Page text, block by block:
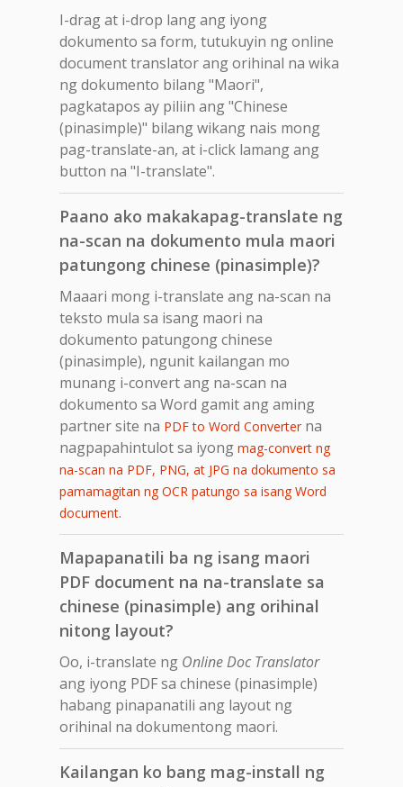
I-drag at i-drop lang ang iyong
dokumento sa form, tutukuyin ng online
document translator ang orihinal na wika
ng dokumento bilang "Maori",
pagkatapos ay piliin ang "Chinese
(pinasimple)" bilang wikang nais mong
pag-translate-an, at i-click lamang ang
button na "I-translate".
Paano ako makakapag-translate ng
na-scan na dokumento mula maori
patungong chinese (pinasimple)?
Maaari mong i-translate ang na-scan na
teksto mula sa isang maori na
dokumento patungong chinese
(pinasimple), ngunit kailangan mo
munang i-convert ang na-scan na
dokumento sa Word gamit ang aming
partner site na PDF to Word Converterna
nagpapahintulot sa iyong mag-convert ng
na-scan na PDF, PNG, at JPG na dokumento sa
pamamagitan ng OCR patungo sa isang Word
document.
Mapapanatili ba ng isang maori
PDF document na na-translate sa
chinese (pinasimple) ang orihinal
nitong layout?
Oo, i-translate ng Online Doc Translator
ang iyong PDF sa chinese (pinasimple)
habang pinapanatili ang layout ng
orihinal na dokumentong maori.
Kailangan ko bang mag-install ng